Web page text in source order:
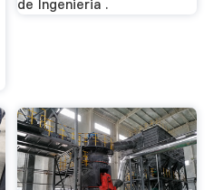
de Ingenieria .